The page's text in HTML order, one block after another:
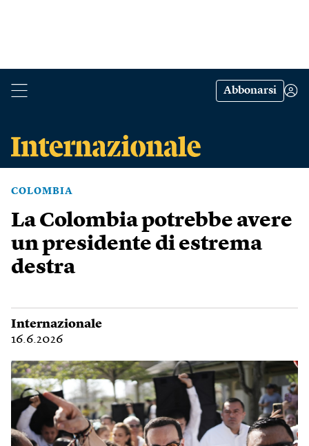
Abbonarsi
COLOMBIA
La Colombia potrebbe avere
un presidente di estrema
destra
Internazionale
16.6.2026